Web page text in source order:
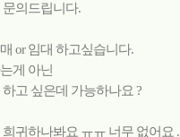
의드립니다.
or 임대 하고싶습니다.
게 아닌
고 싶은데 가능하나요 ?
귀하나봐요 ㅠㅠ 너무 없어요 .